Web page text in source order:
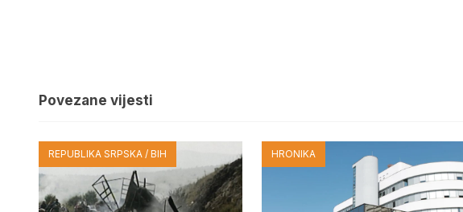
Povezane vijesti
REPUBLIKA SRPSKA / BIH HRONIKA